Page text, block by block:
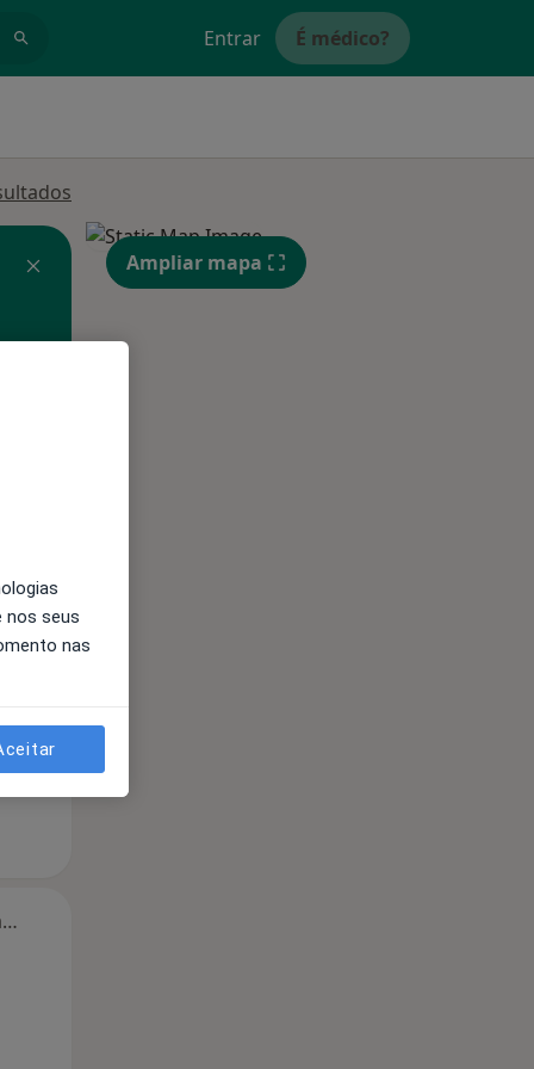
Entrar É médico?
Segunda-feira
Ampliar mapa
nos seus
nas